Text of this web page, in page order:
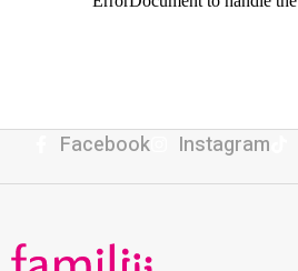
Facebook Instagram